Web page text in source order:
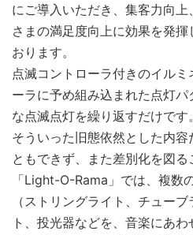
にご導入いただき、集客力向
さまの満足度向上に効果を発
おります。
点滅コントローラ付きのイル
ーラに予め組み込まれた点灯
な点滅点灯を繰り返すだけです。
そういった旧態依然とした内
ともできず、また差別化を図る
「Light-O-Rama」では、複数
（ストリングライト、チュー
ト、投光器などを、音楽にあ